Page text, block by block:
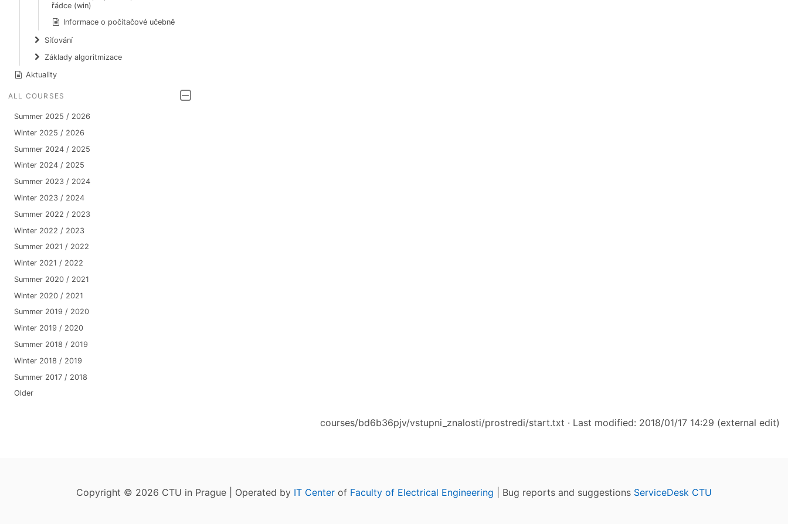
řádce (win)
Informace o počítačové učebně
Síťování
Základy algoritmizace
Aktuality
ALL COURSES
Summer 2025 / 2026
Winter 2025 / 2026
Summer 2024 / 2025
Winter 2024 / 2025
Summer 2023 / 2024
Winter 2023 / 2024
Summer 2022 / 2023
Winter 2022 / 2023
Summer 2021 / 2022
Winter 2021 / 2022
Summer 2020 / 2021
Winter 2020 / 2021
Summer 2019 / 2020
Winter 2019 / 2020
Summer 2018 / 2019
Winter 2018 / 2019
Summer 2017 / 2018
Older
courses/bd6b36pjv/vstupni_znalosti/prostredi/start.txt · Last modified: 2018/01/17 14:29 (external edit)
Copyright © 2026 CTU in Prague | Operated by IT Center of Faculty of Electrical Engineering | Bug reports and suggestions ServiceDesk CTU